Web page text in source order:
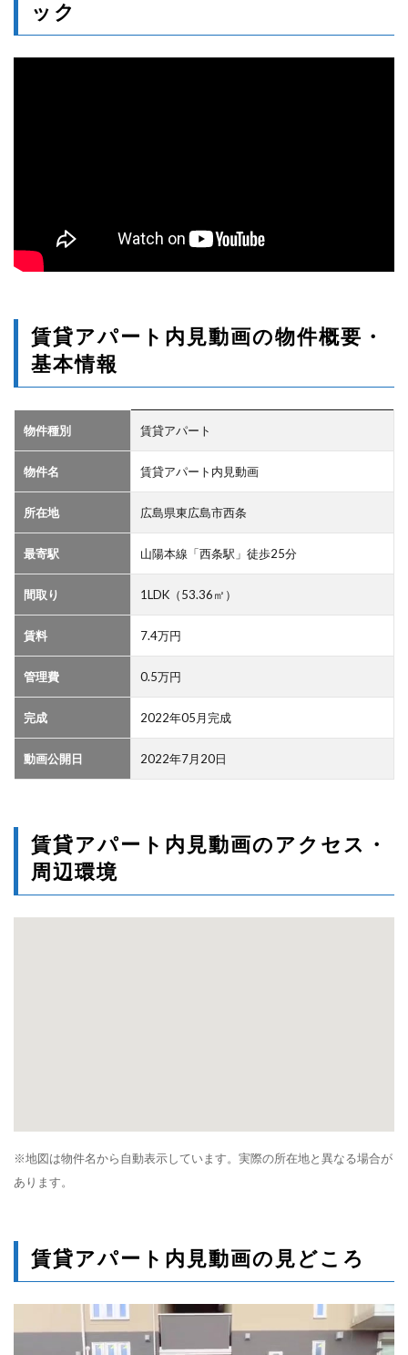
ック
賃貸アパート内見動画の物件概要・
基本情報
物件種別 賃貸アパート
物件名 賃貸アパート内見動画
所在地 広島県東広島市西条
最寄駅 山陽本線「西条駅」徒歩25分
間取り 1LDK（53.36㎡）
賃料 7.4万円
管理費 0.5万円
完成 2022年05月完成
動画公開日 2022年7月20日
賃貸アパート内見動画のアクセス・
周辺環境
※地図は物件名から自動表示しています。実際の所在地と異なる場合が
あります。
賃貸アパート内見動画の見どころ